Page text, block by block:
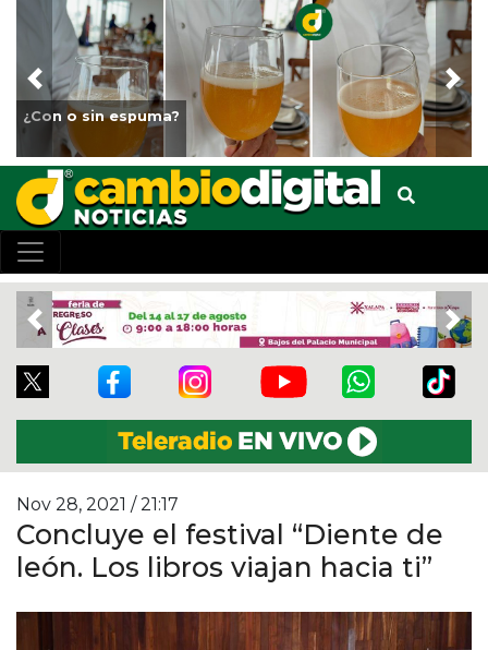
Fortalece Ayuntamiento de
animales del Parque Miguel Ángel
Previous
Previous
Nov 28, 2021 / 21:17
Concluye el festival “Diente de
león. Los libros viajan hacia ti”